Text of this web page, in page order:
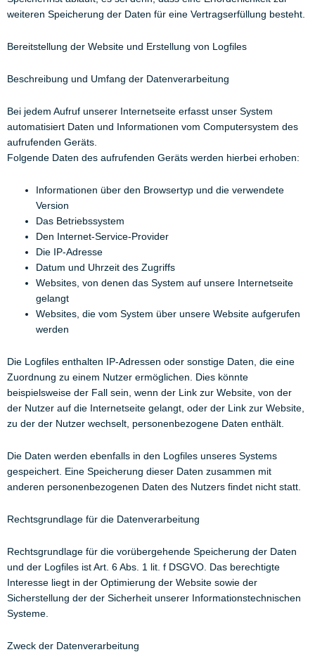
weiteren Speicherung der Daten für eine Vertragserfüllung besteht.
Bereitstellung der Website und Erstellung von Logfiles
Beschreibung und Umfang der Datenverarbeitung
Bei jedem Aufruf unserer Internetseite erfasst unser System
automatisiert Daten und Informationen vom Computersystem des
aufrufenden Geräts.
Folgende Daten des aufrufenden Geräts werden hierbei erhoben:
Informationen über den Browsertyp und die verwendete
Version
Das Betriebssystem
Den Internet-Service-Provider
Die IP-Adresse
Datum und Uhrzeit des Zugriffs
Websites, von denen das System auf unsere Internetseite
gelangt
Websites, die vom System über unsere Website aufgerufen
werden
Die Logfiles enthalten IP-Adressen oder sonstige Daten, die eine
Zuordnung zu einem Nutzer ermöglichen. Dies könnte
beispielsweise der Fall sein, wenn der Link zur Website, von der
der Nutzer auf die Internetseite gelangt, oder der Link zur Website,
zu der der Nutzer wechselt, personenbezogene Daten enthält.
Die Daten werden ebenfalls in den Logfiles unseres Systems
gespeichert. Eine Speicherung dieser Daten zusammen mit
anderen personenbezogenen Daten des Nutzers findet nicht statt.
Rechtsgrundlage für die Datenverarbeitung
Rechtsgrundlage für die vorübergehende Speicherung der Daten
und der Logfiles ist Art. 6 Abs. 1 lit. f DSGVO. Das berechtigte
Interesse liegt in der Optimierung der Website sowie der
Sicherstellung der der Sicherheit unserer Informationstechnischen
Systeme.
Zweck der Datenverarbeitung